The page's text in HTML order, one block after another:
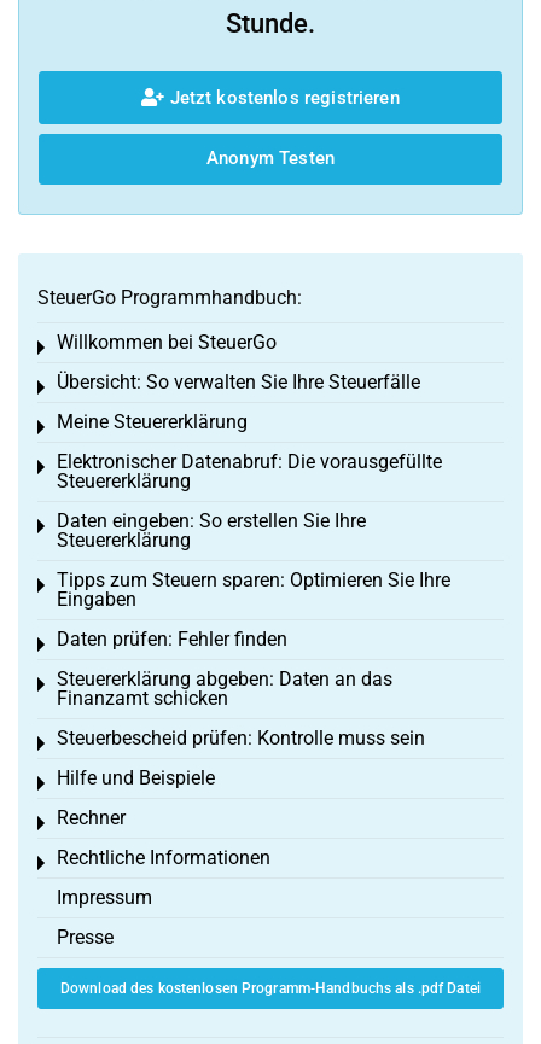
Stunde.
Jetzt kostenlos registrieren
Anonym Testen
SteuerGo Programmhandbuch:
Willkommen bei SteuerGo
Toggle menu
Übersicht: So verwalten Sie Ihre Steuerfälle
Toggle menu
Meine Steuererklärung
Toggle menu
Elektronischer Datenabruf: Die vorausgefüllte
Steuererklärung
Toggle menu
Daten eingeben: So erstellen Sie Ihre
Steuererklärung
Toggle menu
Tipps zum Steuern sparen: Optimieren Sie Ihre
Eingaben
Toggle menu
Daten prüfen: Fehler finden
Toggle menu
Steuererklärung abgeben: Daten an das
Finanzamt schicken
Toggle menu
Steuerbescheid prüfen: Kontrolle muss sein
Toggle menu
Hilfe und Beispiele
Toggle menu
Rechner
Toggle menu
Rechtliche Informationen
Toggle menu
Impressum
Presse
Download des kostenlosen Programm-Handbuchs als .pdf Datei